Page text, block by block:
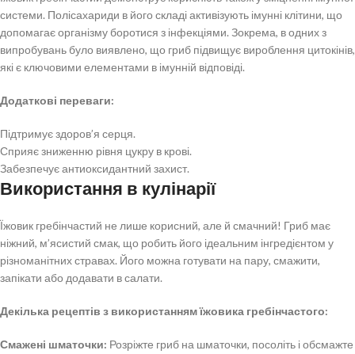
системи. Полісахариди в його складі активізують імунні клітини, що
допомагає організму боротися з інфекціями. Зокрема, в одних з
випробувань було виявлено, що гриб підвищує вироблення цитокінів,
які є ключовими елементами в імунній відповіді.
Додаткові переваги:
Підтримує здоров’я серця.
Сприяє зниженню рівня цукру в крові.
Забезпечує антиоксидантний захист.
Використання в кулінарії
Їжовик гребінчастий не лише корисний, але й смачний! Гриб має
ніжний, м’ясистий смак, що робить його ідеальним інгредієнтом у
різноманітних стравах. Його можна готувати на пару, смажити,
запікати або додавати в салати.
Декілька рецептів з використанням їжовика гребінчастого:
Смажені шматочки: Розріжте гриб на шматочки, посоліть і обсмажте